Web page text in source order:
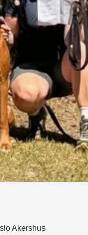
Akershus